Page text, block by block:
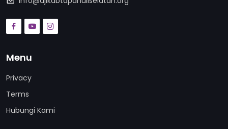
Menu
Privacy
Terms
Hubungi Kami